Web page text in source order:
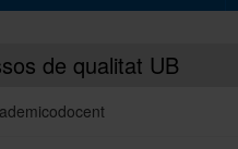
de qualitat UB